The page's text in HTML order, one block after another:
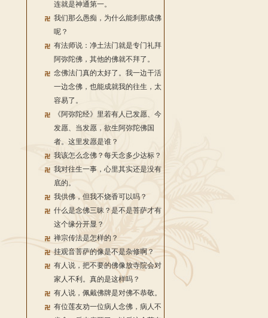
连就是神通第一。
我们那么愚痴，为什么能刹那成佛
呢？
有法师说：净土法门就是专门礼拜
阿弥陀佛，其他的佛就不拜了。
念佛法门真的太好了。我一边干活
一边念佛，也能成就我的往生，太
容易了。
《阿弥陀经》里若有人已发愿、今
发愿、当发愿，欲生阿弥陀佛国
者。这里发愿是谁？
我该怎么念佛？每天念多少达标？
我对往生一事，心里其实还是没有
底的。
我供佛，但我不烧香可以吗？
什么是念佛三昧？是不是菩萨才有
这个缘分开显？
禅宗传法是怎样的？
挂观音菩萨的像是不是杂修啊？
有人说，把不要的佛像放寺院会对
家人不利。真的是这样吗？
有人说，佩戴佛牌是对佛不恭敬。
有位莲友劝一位病人念佛，病人不